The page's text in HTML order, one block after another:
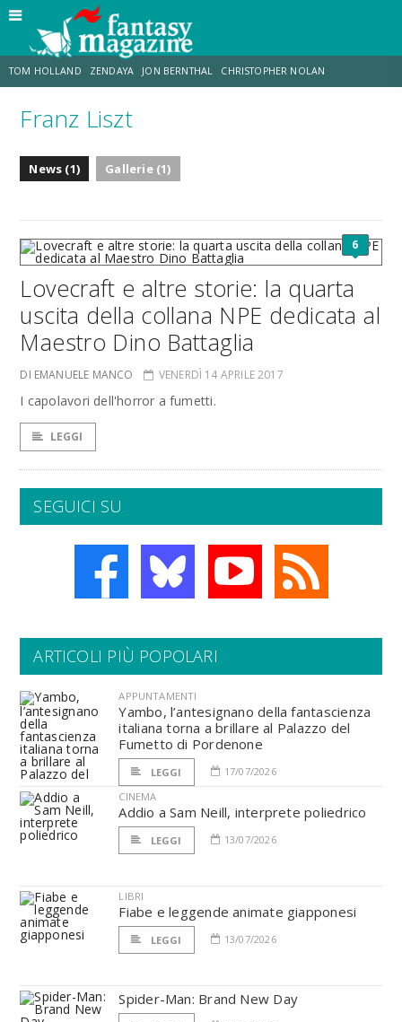
TOM HOLLAND ZENDAYA JON BERNTHAL CHRISTOPHER NOLAN
STRANIMONDI LUCCA COMICS & GAMES
Franz Liszt
News (1) Gallerie (1)
6
Lovecraft e altre storie: la quarta
uscita della collana NPE dedicata al
Maestro Dino Battaglia
DI EMANUELE MANCO VENERDÌ 14 APRILE 2017
I capolavori dell'horror a fumetti.
LEGGI
SEGUICI SU
ARTICOLI PIÙ POPOLARI
APPUNTAMENTI
Yambo, l’antesignano della fantascienza
italiana torna a brillare al Palazzo del
Fumetto di Pordenone
LEGGI
17/07/2026
CINEMA
Addio a Sam Neill, interprete poliedrico
LEGGI 13/07/2026
LIBRI
Fiabe e leggende animate giapponesi
LEGGI 13/07/2026
Spider-Man: Brand New Day